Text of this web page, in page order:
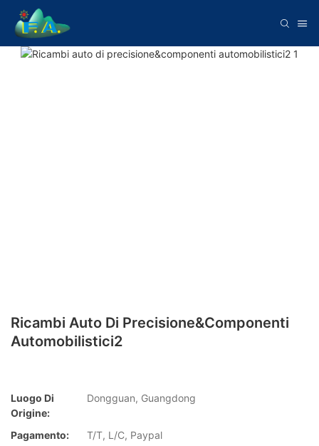
Ricambi Auto Di Precisione&componenti
Automobilistici2
Luogo Di
Origine:
Dongguan, Guangdong
Pagamento:
T/T, L/C, Paypal